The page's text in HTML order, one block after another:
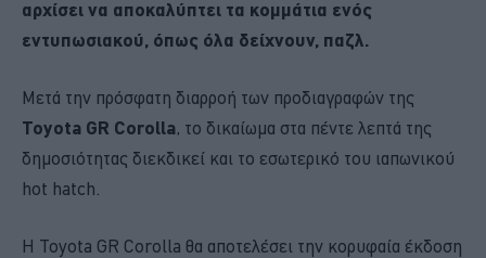
αρχίσει να αποκαλύπτει τα κομμάτια ενός
εντυπωσιακού, όπως όλα δείχνουν, παζλ.
Μετά την πρόσφατη διαρροή των προδιαγραφών της
Toyota GR Corolla, το δικαίωμα στα πέντε λεπτά της
δημοσιότητας διεκδικεί και το εσωτερικό του ιαπωνικού
hot hatch.
H Toyota GR Corolla θα αποτελέσει την κορυφαία έκδοση